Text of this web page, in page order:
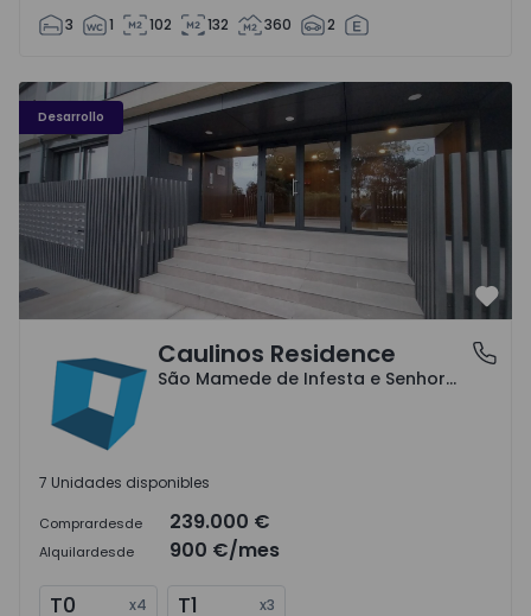
3 1 102 132 360 2
Desarrollo
Caulinos Residence - 1
São Mamede de Infesta e Senhora da Hora, Porto
Caulinos Residence
São Mamede de Infesta e Senhora da Hora, Porto
7 Unidades disponibles
Comprardesde 239.000 €
Alquilardesde 900 €/mes
T0 x4
T1 x3